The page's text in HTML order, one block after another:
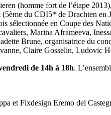
(homme fort de l’étape
du CDI5* de Drachten
sélectionnée en Coupe des
Marina Aframeeva,
Brune, organisatrice du
Claire Gosselin, Ludovic
de 14h à 18h.
et Fixdesign Eremo del